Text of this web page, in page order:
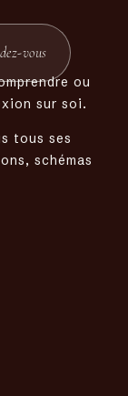
vous
ou
sur soi.
tous ses
schémas